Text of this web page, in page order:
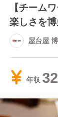
【チーム
楽しさを
屋台屋
年収